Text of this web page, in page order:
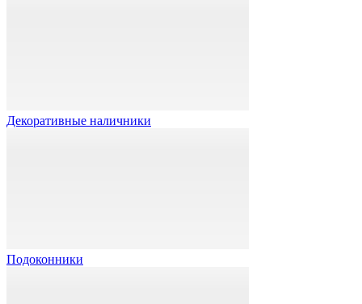
Декоративные наличники
Подоконники